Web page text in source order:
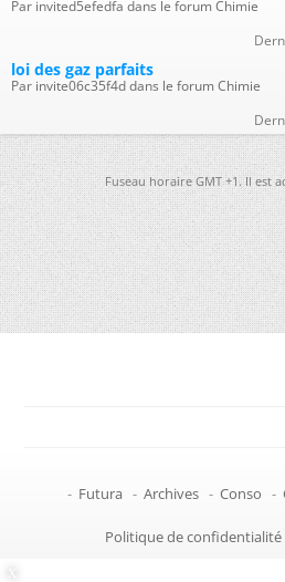
Par invited5efedfa dans le forum Chimie
loi des gaz parfaits
Par invite06c35f4d dans le forum Chimie
Fuseau horaire GMT +1. Il est
- Futura - Archives - Conso -
Politique de confidentialité